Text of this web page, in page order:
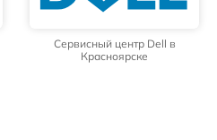
Сервисный центр Dell в
Красноярске